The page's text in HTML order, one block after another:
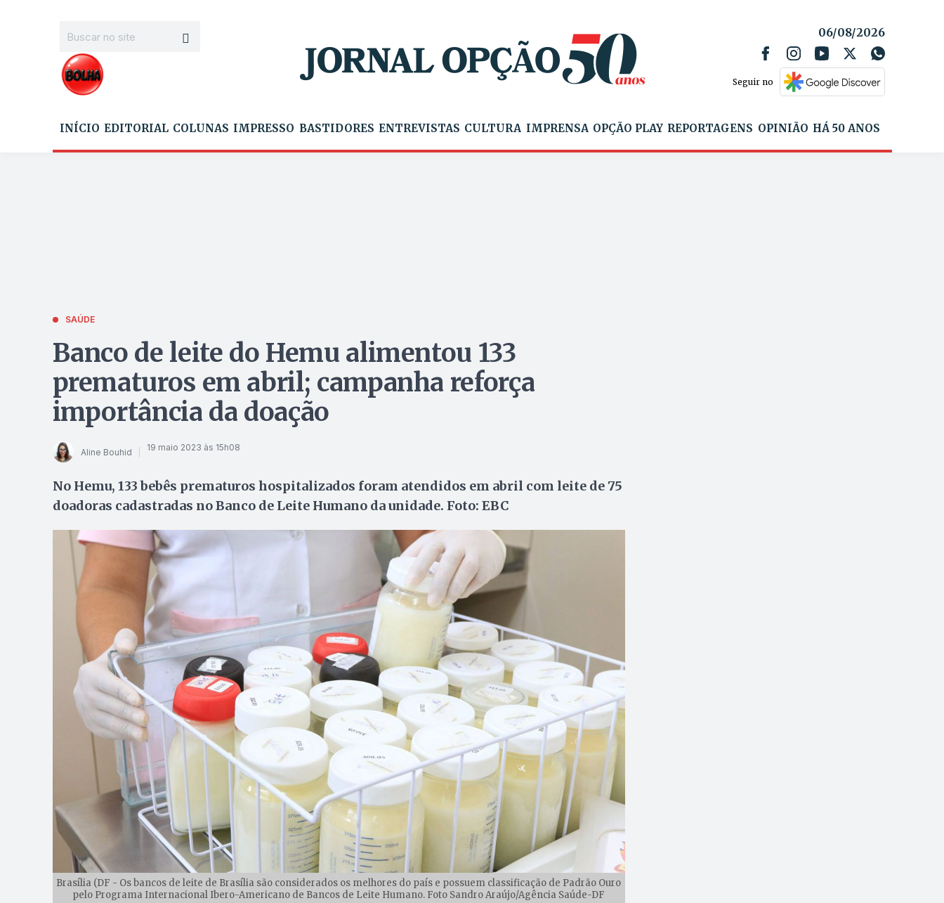
06/08/2026
Seguir no
INÍCIO EDITORIAL COLUNAS IMPRESSO BASTIDORES ENTREVISTAS CULTURA IMPRENSA OPÇÃO PLAY REPORTAGENS OPINIÃO HÁ 50 ANOS
SAÚDE
Banco de leite do Hemu alimentou 133
prematuros em abril; campanha reforça
importância da doação
Aline Bouhid 19 maio 2023 às 15h08
No Hemu, 133 bebês prematuros hospitalizados foram atendidos em abril com leite de 75
doadoras cadastradas no Banco de Leite Humano da unidade. Foto: EBC
Brasília (DF - Os bancos de leite de Brasília são considerados os melhores do país e possuem classificação de Padrão Ouro
pelo Programa Internacional Ibero-Americano de Bancos de Leite Humano. Foto Sandro Araújo/Agência Saúde-DF